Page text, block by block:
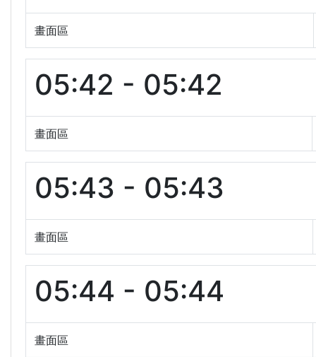
畫面區
05:42 - 05:42
畫面區
05:43 - 05:43
畫面區
05:44 - 05:44
畫面區